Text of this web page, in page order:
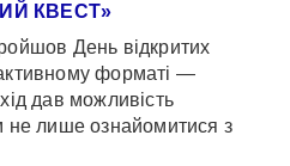
КВЕСТ»
День відкритих
форматі —
дав можливість
не лише ознайомитися з